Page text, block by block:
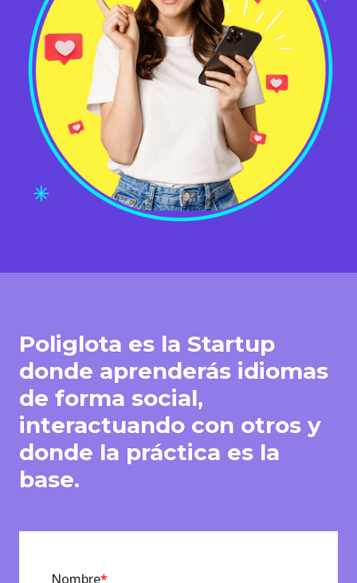
Poliglota es la Startup
donde aprenderás idiomas
de forma social,
interactuando con otros y
donde la práctica es la
base.